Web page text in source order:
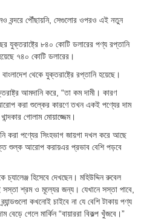
বন্দরে পৌঁছায়নি, সেগুলোর ওপরও এই নতুন
যুক্তরাষ্ট্রে ৮৪০ কোটি ডলারের পণ্য রপ্তানি
৭৪০ কোটি ডলারের।
থেকে যুক্তরাষ্ট্রে রপ্তানি হয়েছে।
আমদানি করে, “তা কম দামী। কারণ
করা শুল্কের কারণে তখন একই পণ্যের দাম
গোলাম মোয়াজ্জেম।
করা পণ্যের সিংহভাগ জায়গা দখল করে আছে
শুল্ক আরোপ করায়এর প্রভাব বেশি পড়বে
চ্যালেঞ্জ হিসেবে দেখছেন। মহিউদ্দিন রুবেল
সস্তা শ্রম ও মূল্যের জন্য। যেখানে সস্তা পাবে,
কখনোই চাইবে না যে বেশি টাকায় পণ্য
বেড়ে গেলে মার্কিন “বায়াররা বিকল্প খুঁজবে।”